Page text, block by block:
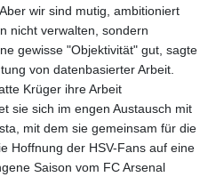
wir sind mutig, ambitioniert
nicht verwalten, sondern
gewisse "Objektivität" gut, sagte
von datenbasierter Arbeit.
Krüger ihre Arbeit
sie sich im engen Austausch mit
mit dem sie gemeinsam für die
Hoffnung der HSV-Fans auf eine
Saison vom FC Arsenal